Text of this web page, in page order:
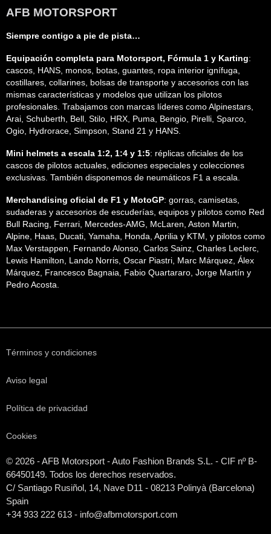
AFB MOTORSPORT
Siempre contigo a pie de pista…
Equipación completa para Motorsport, Fórmula 1 y Karting:
cascos, HANS, monos, botas, guantes, ropa interior ignífuga,
costillares, collarines, bolsas de transporte y accesorios con las
mismas características y modelos que utilizan los pilotos
profesionales. Trabajamos con marcas líderes como Alpinestars,
Arai, Schuberth, Bell, Stilo, HRX, Puma, Bengio, Pirelli, Sparco,
Ogio, Hydrorace, Simpson, Stand 21 y HANS.
Mini helmets a escala 1:2, 1:4 y 1:5: réplicas oficiales de los
cascos de pilotos actuales, ediciones especiales y colecciones
exclusivas. También disponemos de neumáticos F1 a escala.
Merchandising oficial de F1 y MotoGP: gorras, camisetas,
sudaderas y accesorios de escuderías, equipos y pilotos como Red
Bull Racing, Ferrari, Mercedes-AMG, McLaren, Aston Martin,
Alpine, Haas, Ducati, Yamaha, Honda, Aprilia y KTM, y pilotos como
Max Verstappen, Fernando Alonso, Carlos Sainz, Charles Leclerc,
Lewis Hamilton, Lando Norris, Oscar Piastri, Marc Márquez, Álex
Márquez, Francesco Bagnaia, Fabio Quartararo, Jorge Martín y
Pedro Acosta.
Términos y condiciones
Aviso legal
Política de privacidad
Cookies
© 2026 - AFB Motorsport - Auto Fashion Brands S.L. - CIF nº B-
66450149. Todos los derechos reservados.
C/ Santiago Rusiñol, 14, Nave D11 - 08213 Polinyà (Barcelona)
Spain
+34 933 222 613 - info@afbmotorsport.com